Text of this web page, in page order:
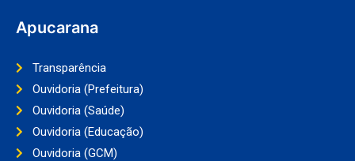
Apucarana
Transparência
Ouvidoria (Prefeitura)
Ouvidoria (Saúde)
Ouvidoria (Educação)
Ouvidoria (GCM)